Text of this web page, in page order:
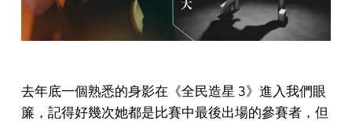
去年底一個熟悉的身影在《全民造星 3》進入我們眼
簾，記得好幾次她都是比賽中最後出場的參賽者，但